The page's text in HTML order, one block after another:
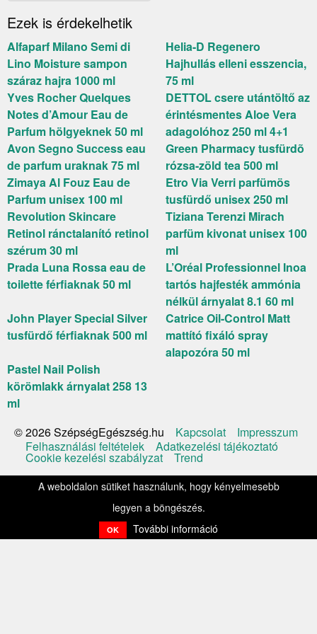
Ezek is érdekelhetik
Alfaparf Milano Semi di
Lino Moisture sampon
száraz hajra 1000 ml
Helia-D Regenero
Hajhullás elleni esszencia,
75 ml
Yves Rocher Quelques
Notes d’Amour Eau de
Parfum hölgyeknek 50 ml
DETTOL csere utántöltő az
érintésmentes Aloe Vera
adagolóhoz 250 ml 4+1
Avon Segno Success eau
de parfum uraknak 75 ml
Green Pharmacy tusfürdõ
rózsa-zöld tea 500 ml
Zimaya Al Fouz Eau de
Parfum unisex 100 ml
Etro Via Verri parfümös
tusfürdő unisex 250 ml
Revolution Skincare
Retinol ránctalanító retinol
szérum 30 ml
Tiziana Terenzi Mirach
parfüm kivonat unisex 100
ml
Prada Luna Rossa eau de
toilette férfiaknak 50 ml
L’Oréal Professionnel Inoa
tartós hajfesték ammónia
nélkül árnyalat 8.1 60 ml
John Player Special Silver
tusfürdő férfiaknak 500 ml
Catrice Oil-Control Matt
mattító fixáló spray
alapozóra 50 ml
Pastel Nail Polish
körömlakk árnyalat 258 13
ml
© 2026 SzépségEgészség.hu
Kapcsolat
Impresszum
Felhasználási feltételek
Adatkezelési tájékoztató
Cookie kezelési szabályzat Trend
A weboldalon sütiket használunk, hogy kényelmesebb
legyen a böngészés.
OK További információ